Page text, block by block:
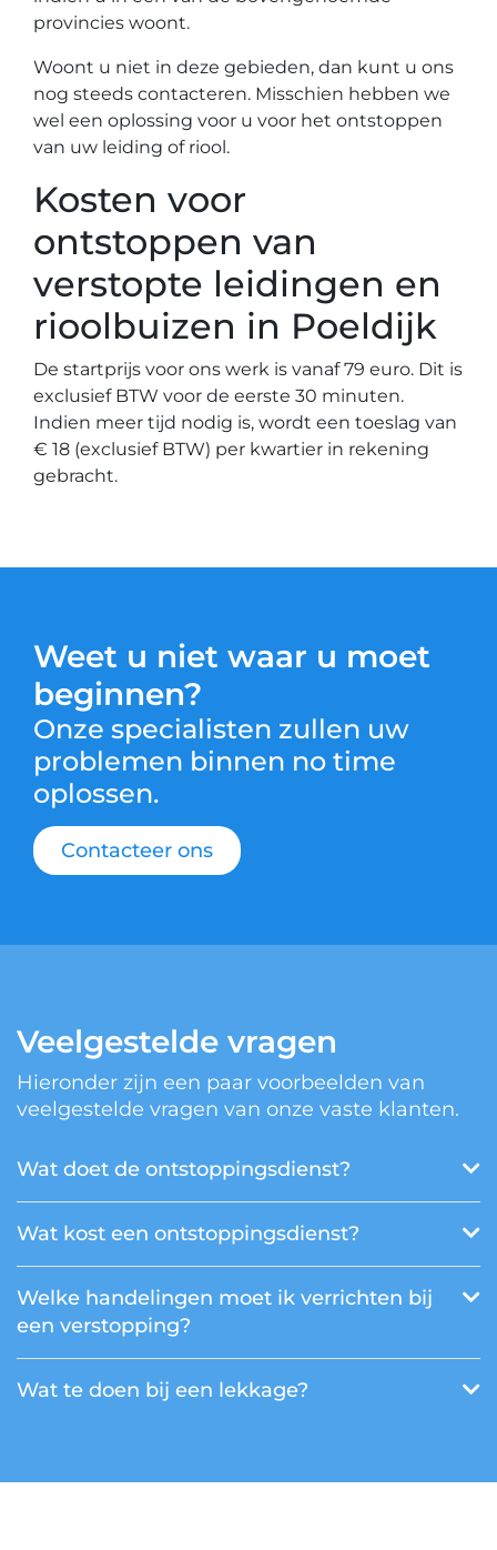
provincies woont.
Woont u niet in deze gebieden, dan kunt u ons
nog steeds contacteren. Misschien hebben we
wel een oplossing voor u voor het ontstoppen
van uw leiding of riool.
Kosten voor
ontstoppen van
verstopte leidingen en
rioolbuizen in Poeldijk
De startprijs voor ons werk is vanaf 79 euro. Dit is
exclusief BTW voor de eerste 30 minuten.
Indien meer tijd nodig is, wordt een toeslag van
€ 18 (exclusief BTW) per kwartier in rekening
gebracht.
Weet u niet waar u moet
beginnen?
Onze specialisten zullen uw
problemen binnen no time
oplossen.
Contacteer ons
Veelgestelde vragen
Hieronder zijn een paar voorbeelden van
veelgestelde vragen van onze vaste klanten.
Wat doet de ontstoppingsdienst?
Wat kost een ontstoppingsdienst?
Welke handelingen moet ik verrichten bij
een verstopping?
Wat te doen bij een lekkage?